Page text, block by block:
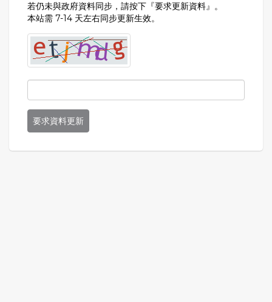
若仍未與政府資料同步，請按下『要求更新資料』。
本站需 7-14 天左右同步更新生效。
要求資料更新